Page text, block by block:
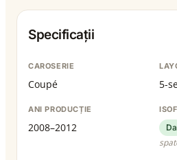
Specificații
CAROSERIE
Coupé 5-
ANI PRODUCȚIE
2008–2012 Da